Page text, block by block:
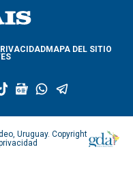
MAPA DEL SITIO
t
k
o
g
o
l
w
a
s
l
e
g
Uruguay. Copyright